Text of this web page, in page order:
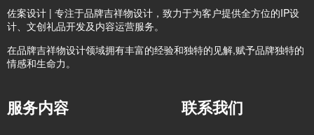
佐案设计 | 专注于品牌吉祥物设计，致力于为客户提供全方位的IP设
计、文创礼品开发及内容运营服务。
在品牌吉祥物设计领域拥有丰富的经验和独特的见解,赋予品牌独特的
情感和生命力。
服务内容 联系我们